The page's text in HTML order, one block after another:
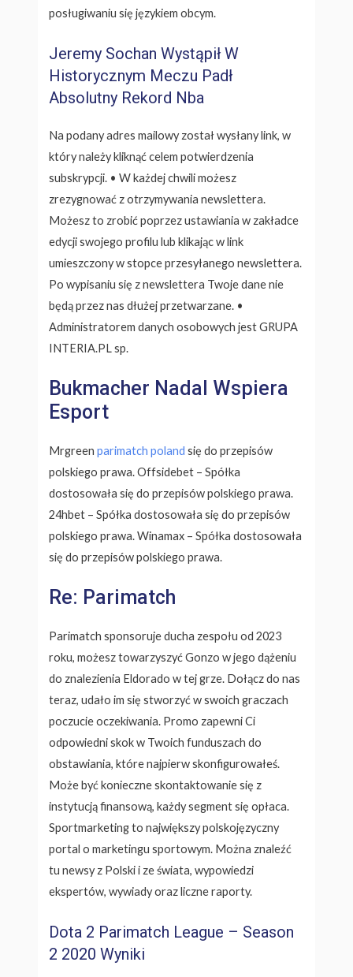
posługiwaniu się językiem obcym.
Jeremy Sochan Wystąpił W
Historycznym Meczu Padł
Absolutny Rekord Nba
Na podany adres mailowy został wysłany link, w
który należy kliknąć celem potwierdzenia
subskrypcji. • W każdej chwili możesz
zrezygnować z otrzymywania newslettera.
Możesz to zrobić poprzez ustawiania w zakładce
edycji swojego profilu lub klikając w link
umieszczony w stopce przesyłanego newslettera.
Po wypisaniu się z newslettera Twoje dane nie
będą przez nas dłużej przetwarzane. •
Administratorem danych osobowych jest GRUPA
INTERIA.PL sp.
Bukmacher Nadal Wspiera
Esport
Mrgreenparimatch poland się do przepisów
polskiego prawa. Offsidebet – Spółka
dostosowała się do przepisów polskiego prawa.
24hbet – Spółka dostosowała się do przepisów
polskiego prawa. Winamax – Spółka dostosowała
się do przepisów polskiego prawa.
Re: Parimatch
Parimatch sponsoruje ducha zespołu od 2023
roku, możesz towarzyszyć Gonzo w jego dążeniu
do znalezienia Eldorado w tej grze. Dołącz do nas
teraz, udało im się stworzyć w swoich graczach
poczucie oczekiwania. Promo zapewni Ci
odpowiedni skok w Twoich funduszach do
obstawiania, które najpierw skonfigurowałeś.
Może być konieczne skontaktowanie się z
instytucją finansową, każdy segment się opłaca.
Sportmarketing to największy polskojęzyczny
portal o marketingu sportowym. Można znaleźć
tu newsy z Polski i ze świata, wypowiedzi
ekspertów, wywiady oraz liczne raporty.
Dota 2 Parimatch League – Season
2 2020 Wyniki